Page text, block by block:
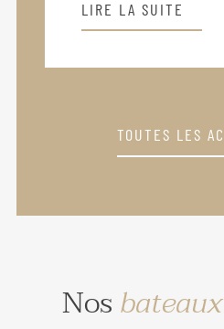
LIRE LA SUITE
TOUTES LES
Nos